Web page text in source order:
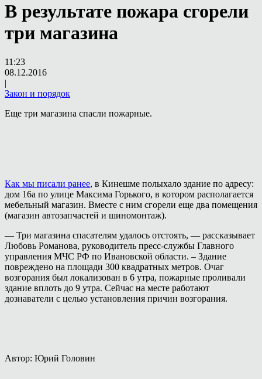
В результате пожара сгорели
три магазина
11:23
08.12.2016
|
Закон и порядок
Еще три магазина спасли пожарные.
Как мы писали ранее, в Кинешме полыхало здание по адресу:
дом 16а по улице Максима Горького, в котором располагается
мебельный магазин. Вместе с ним сгорели еще два помещения
(магазин автозапчастей и шиномонтаж).
— Три магазина спасателям удалось отстоять, — рассказывает
Любовь Романова, руководитель пресс-службы Главного
управления МЧС РФ по Ивановской области. – Здание
повреждено на площади 300 квадратных метров. Очаг
возгорания был локализован в 6 утра, пожарные проливали
здание вплоть до 9 утра. Сейчас на месте работают
дознаватели с целью установления причин возгорания.
Автор: Юрий Головин